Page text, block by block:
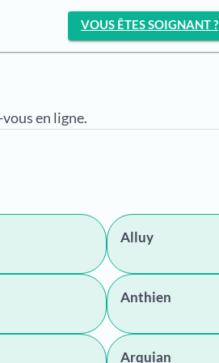
VOUS ÊTES SOIGNANT ?
en ligne.
Alluy
Anthien
Arquian